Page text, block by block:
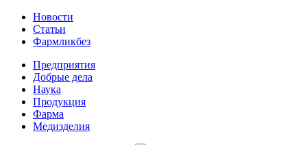
Новости
Статьи
Фармликбез
Предприятия
Добрые дела
Наука
Продукция
Фарма
Медизделия